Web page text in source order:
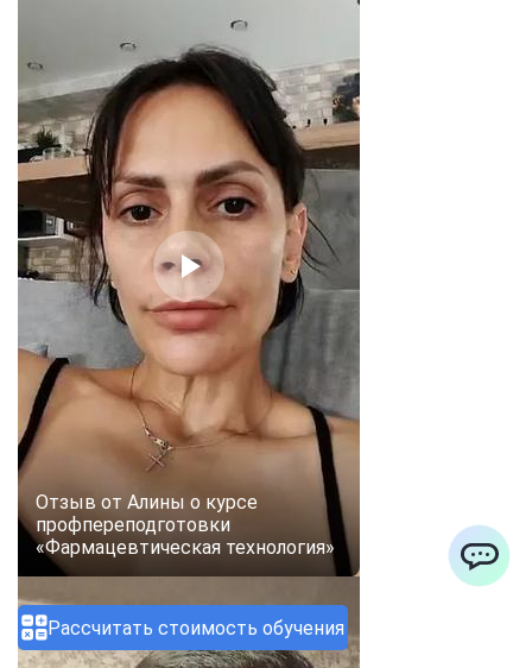
Рассчитать стоимость обучения
Отзыв от Алины о курсе
профпереподготовки
«Фармацевтическая технология»